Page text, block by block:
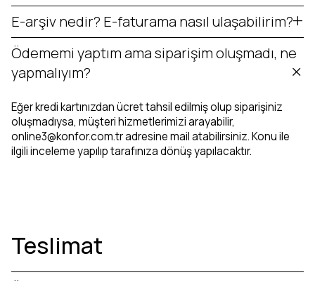
E-arşiv nedir? E-faturama nasıl ulaşabilirim?
Ödememi yaptım ama siparişim oluşmadı, ne
yapmalıyım?
Eğer kredi kartınızdan ücret tahsil edilmiş olup siparişiniz
oluşmadıysa, müşteri hizmetlerimizi arayabilir,
online3@konfor.com.tradresine mail atabilirsiniz. Konu ile
ilgili inceleme yapılıp tarafınıza dönüş yapılacaktır.
Teslimat